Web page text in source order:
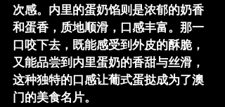
次感。内里的蛋奶馅则是浓郁的奶香
和蛋香，质地顺滑，口感丰富。那一
口咬下去，既能感受到外皮的酥脆，
又能品尝到内里蛋奶的香甜与丝滑，
这种独特的口感让葡式蛋挞成为了澳
门的美食名片。